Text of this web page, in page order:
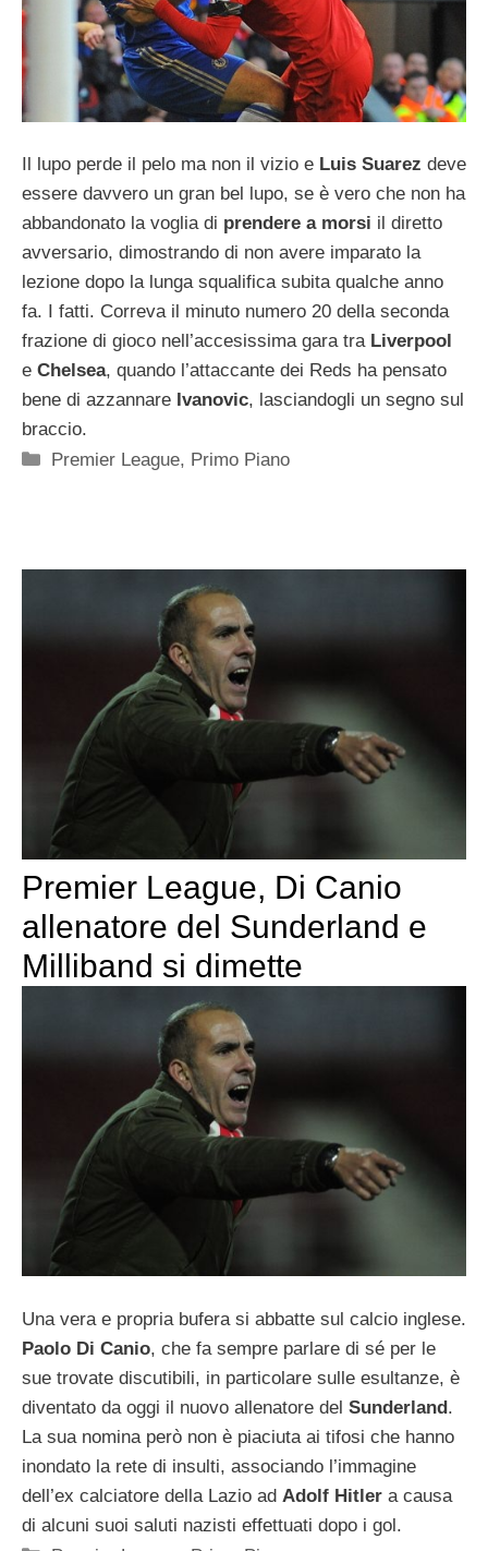
Il lupo perde il pelo ma non il vizio e Luis Suarez deve
essere davvero un gran bel lupo, se è vero che non ha
abbandonato la voglia di prendere a morsi il diretto
avversario, dimostrando di non avere imparato la
lezione dopo la lunga squalifica subita qualche anno
fa. I fatti. Correva il minuto numero 20 della seconda
frazione di gioco nell’accesissima gara tra Liverpool
e Chelsea, quando l’attaccante dei Reds ha pensato
bene di azzannare Ivanovic, lasciandogli un segno sul
braccio.
Categorie
Premier League, Primo Piano
Premier League, Di Canio
allenatore del Sunderland e
Milliband si dimette
Una vera e propria bufera si abbatte sul calcio inglese.
Paolo Di Canio, che fa sempre parlare di sé per le
sue trovate discutibili, in particolare sulle esultanze, è
diventato da oggi il nuovo allenatore del Sunderland.
La sua nomina però non è piaciuta ai tifosi che hanno
inondato la rete di insulti, associando l’immagine
dell’ex calciatore della Lazio ad Adolf Hitler a causa
di alcuni suoi saluti nazisti effettuati dopo i gol.